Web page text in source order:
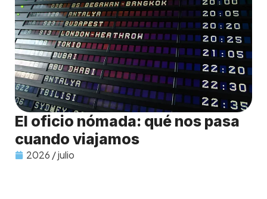
El oficio nómada: qué nos pasa
cuando viajamos
2026 / julio